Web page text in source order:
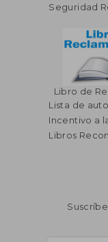
45%
dcto.
Seguridad
Libro de
Lista de
Incentivo a
Libros